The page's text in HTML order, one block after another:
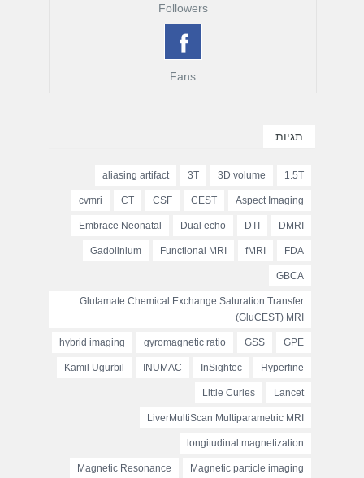
Followers
Fans
תגיות
1.5T
3D volume
3T
aliasing artifact
Aspect Imaging
CEST
CSF
CT
cvmri
DMRI
DTI
Dual echo
Embrace Neonatal
FDA
fMRI
Functional MRI
Gadolinium
GBCA
Glutamate Chemical Exchange Saturation Transfer
(GluCEST) MRI
GPE
GSS
gyromagnetic ratio
hybrid imaging
Hyperfine
InSightec
INUMAC
Kamil Ugurbil
Lancet
Little Curies
LiverMultiScan Multiparametric MRI
longitudinal magnetization
Magnetic particle imaging
Magnetic Resonance